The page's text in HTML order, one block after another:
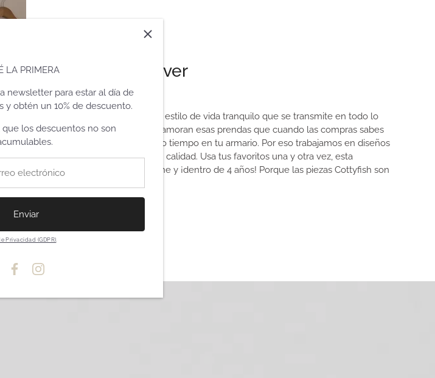
For ever & ever
Nuestra filosofía es un estilo de vida tranquilo que se transmite en todo lo
que hacemos. Nos enamoran esas prendas que cuando las compras sabes
que van a durar mucho tiempo en tu armario. Por eso trabajamos en diseños
atemporales y de gran calidad. Usa tus favoritos una y otra vez, esta
temporada, la que viene y ¡dentro de 4 años! Porque las piezas Cottyfish son
LA PRIMERA
newsletter para estar al día de
y obtén un 10% de descuento.
que los descuentos no son
Enviar
Privacidad (GDPR)